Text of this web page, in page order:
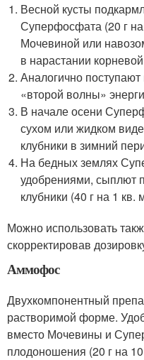
Весной кусты
Суперфосфата (20 г
Мочевиной или
в нарастании
Аналогично
«второй волны»
В начале осени
сухом или жидком
клубники в зимний
На бедных землях
удобрениями, сыплют
клубники (40 г на 1 кв.
Можно использовать
скорректировав
Аммофос
Двухкомпонентный
растворимой форме.
вместо Мочевины и
плодоношения (20 г на